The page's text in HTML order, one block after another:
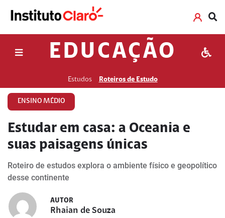
EDUCAÇÃO
Estudos Roteiros de Estudo
ENSINO MÉDIO
Estudar em casa: a Oceania e
suas paisagens únicas
Roteiro de estudos explora o ambiente físico e geopolítico
desse continente
AUTOR
Rhaian de Souza